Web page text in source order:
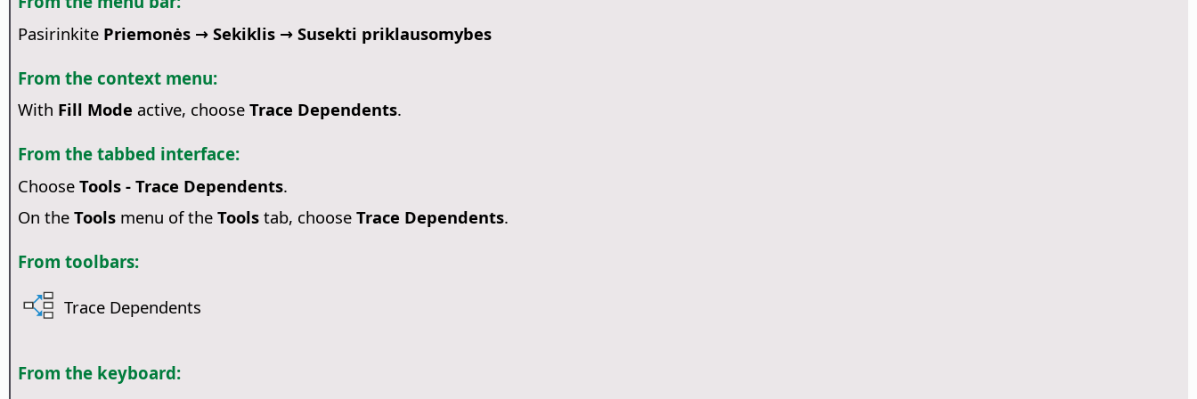
Pasirinkite Priemonės → Sekiklis → Susekti priklausomybes
From the context menu:
With Fill Mode active, choose Trace Dependents.
From the tabbed interface:
Choose Tools - Trace Dependents.
On the Toolsmenu of the Toolstab, choose Trace Dependents.
From toolbars:
Trace Dependents
From the keyboard: